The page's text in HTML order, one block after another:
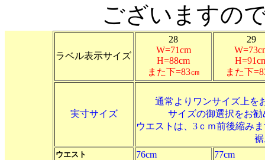
ございますの
ラベル表示サイズ
28
W=71cm
H=88cm
また下=83㎝
29
また下
実寸サイズ
通常よりワンサイズ上を
サイズの御選択をお
ウエストは、3ｃｍ前後縮み
ウエスト 76cm 77cm